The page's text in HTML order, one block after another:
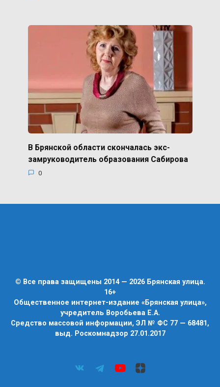
В Брянской области скончалась экс-
замруководитель образования Сабирова
0
© Все права защищены 2014 — 2026 Брянская улица.
16+
Общественное интернет-издание «Брянская улица»,
учредитель Воробьева Е.А.
Средство массовой информации, ЭЛ № ФС 77 — 68481,
выд. Роскомнадзор 27.01.2017